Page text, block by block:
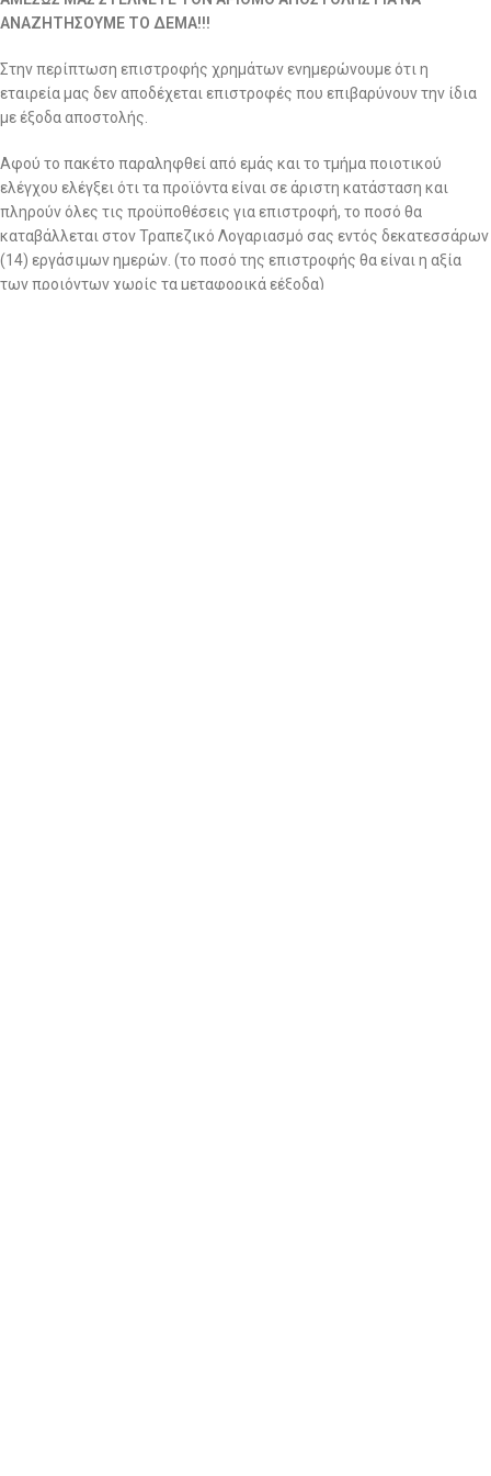
ΑΝΑΖΗΤΗΣΟΥΜΕ ΤΟ ΔΕΜΑ!!!
Στην περίπτωση επιστροφής χρημάτων ενημερώνουμε ότι η
εταιρεία μας δεν αποδέχεται επιστροφές που επιβαρύνουν την ίδια
με έξοδα αποστολής.
Αφού το πακέτο παραληφθεί από εμάς και το τμήμα ποιοτικού
ελέγχου ελέγξει ότι τα προϊόντα είναι σε άριστη κατάσταση και
πληρούν όλες τις προϋποθέσεις για επιστροφή, το ποσό θα
καταβάλλεται στον Τραπεζικό Λογαριασμό σας εντός δεκατεσσάρων
(14) εργάσιμων ημερών. (το ποσό της επιστροφής θα είναι η αξία
των προιόντων χωρίς τα μεταφορικά εέξοδα)